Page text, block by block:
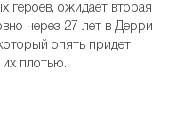
героев, ожидает вторая
через 27 лет в Дерри
опять придет
их плотью.